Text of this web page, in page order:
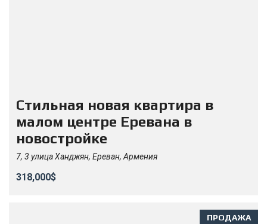
Стильная новая квартира в
малом центре Еревана в
новостройке
7, 3 улица Ханджян, Ереван, Армения
318,000$
ПРОДАЖА